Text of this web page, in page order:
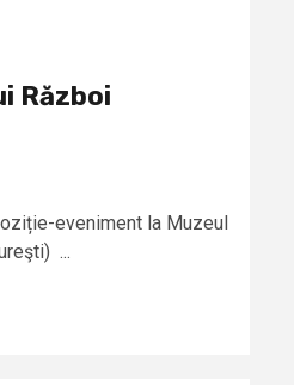
Război
eveniment la Muzeul
...